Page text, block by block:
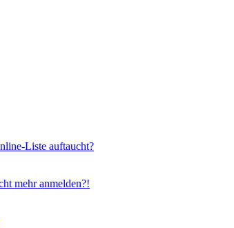
Liste auftaucht?
mehr anmelden?!